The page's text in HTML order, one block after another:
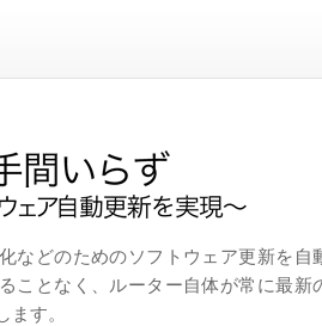
などのためのソフトウェア更新を自
ことなく、ルーター自体が常に最新
ます。